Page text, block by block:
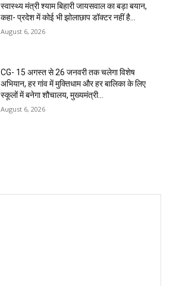
स्वास्थ्य मंत्री श्याम बिहारी जायसवाल का बड़ा बयान,
कहा- प्रदेश में कोई भी झोलाछाप डॉक्टर नहीं है…
August 6, 2026
CG- 15 अगस्त से 26 जनवरी तक चलेगा विशेष
अभियान, हर गांव में मुक्तिधाम और हर बालिका के लिए
स्कूलों में बनेगा शौचालय, मुख्यमंत्री...
August 6, 2026